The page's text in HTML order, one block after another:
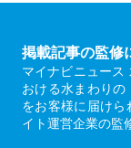
掲載記事の監修
マイナビニュース
おける水まわりの
をお客様に届け
イト運営企業の監